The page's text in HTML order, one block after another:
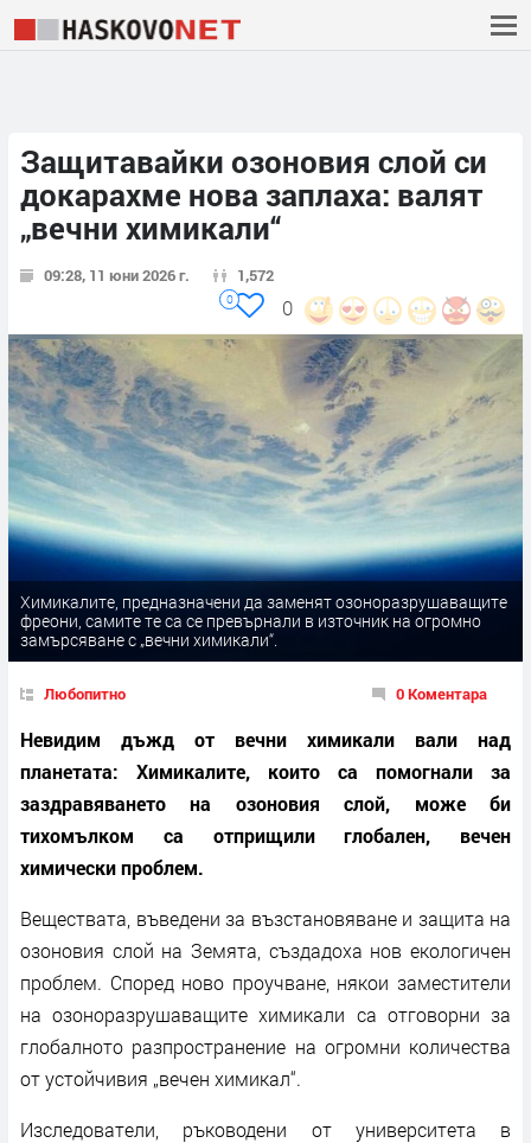
Защитавайки озоновия слой си
докарахме нова заплаха: валят
„вечни химикали“
09:28, 11 юни 2026 г. 1,572
0
0
Химикалите, предназначени да заменят озоноразрушаващите
фреони, самите те са се превърнали в източник на огромно
замърсяване с „вечни химикали“.
Любопитно 0 Коментара
Невидим дъжд от вечни химикали вали над
планетата: Химикалите, които са помогнали за
заздравяването на озоновия слой, може би
тихомълком са отприщили глобален, вечен
химически проблем.
Веществата, въведени за възстановяване и защита на
озоновия слой на Земята, създадоха нов екологичен
проблем. Според ново проучване, някои заместители
на озоноразрушаващите химикали са отговорни за
глобалното разпространение на огромни количества
от устойчивия „вечен химикал“.
Изследователи, ръководени от университета в